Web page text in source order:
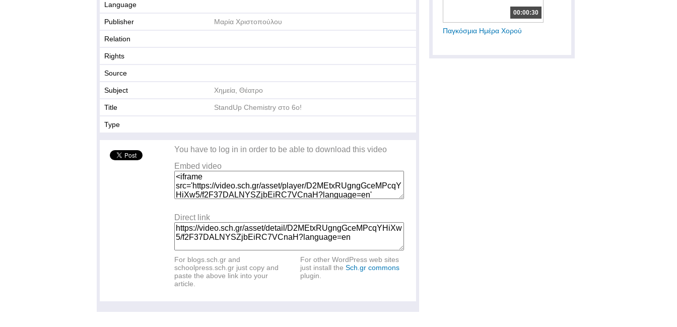
00:00:30
Παγκόσμια Ημέρα Χορού
Language
Publisher Μαρία Χριστοπούλου
Relation
Rights
Source
Subject Χημεία, Θέατρο
Title StandUp Chemistry στο 6ο!
Type
You have to log in in order to be able to download this video
Embed video
Direct link
For blogs.sch.gr and
schoolpress.sch.gr just copy and
paste the above link into your
article.
For other WordPress web sites
just install the Sch.gr commons
plugin.